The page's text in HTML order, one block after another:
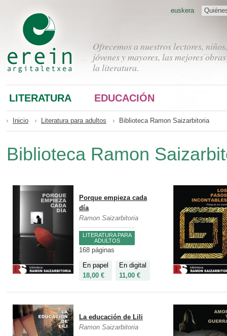
Ofrecemos a nuestros lectores, niños,
jóvenes y mayores, las mejores
la literatura.
euskera
LITERATURA EDUCACIÓN
Inicio Literatura para adultos Biblioteca Ramon Saizarbitoria
Biblioteca Ramon
Porque empieza cada
día
Ramon Saizarbitoria
LITERATURA PARA
ADULTOS
168 páginas
En papel
18,00 €
En digital
11,00 €
La educación de Lili
Ramon Saizarbitoria